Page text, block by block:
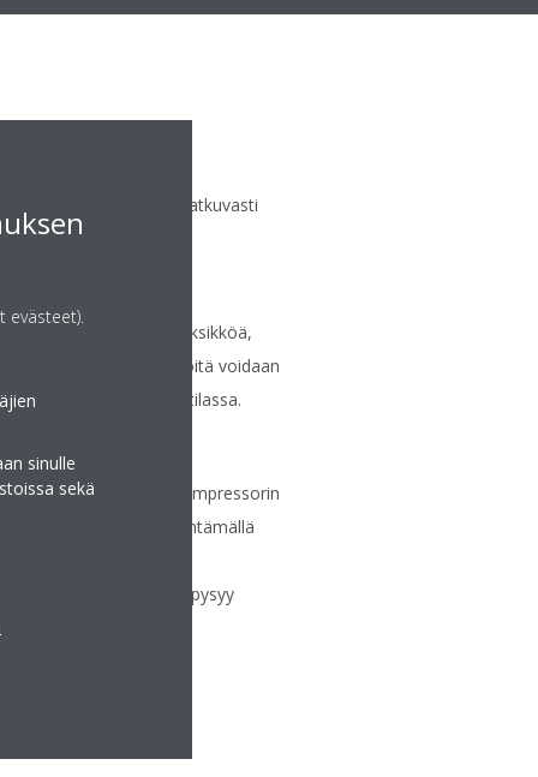
siitepölyä, ja tuottaa jatkuvasti
kytkeä jopa 5 sisäyksikköä,
Kaikkia sisäyksiköitä voidaan
lämmitys- tai jäähdytystilassa.
säätää jatkuvasti kompressorin
mukaan. Vähentämällä
(jopa 30 %) ja lämpötila pysyy
evästeet).
sinulle
sekä